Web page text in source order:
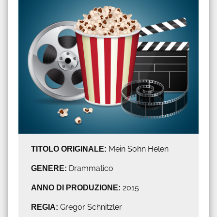
TITOLO ORIGINALE: Mein Sohn Helen
GENERE: Drammatico
ANNO DI PRODUZIONE: 2015
REGIA: Gregor Schnitzler